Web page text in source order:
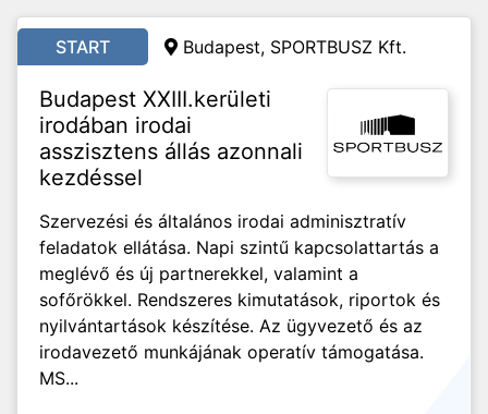
START Budapest, SPORTBUSZ Kft.
Budapest XXIII.kerületi
irodában irodai
asszisztens állás azonnali
kezdéssel
Szervezési és általános irodai adminisztratív
feladatok ellátása. Napi szintű kapcsolattartás a
meglévő és új partnerekkel, valamint a
sofőrökkel. Rendszeres kimutatások, riportok és
nyilvántartások készítése. Az ügyvezető és az
irodavezető munkájának operatív támogatása.
MS...